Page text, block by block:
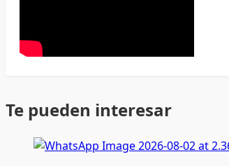
Te pueden interesar